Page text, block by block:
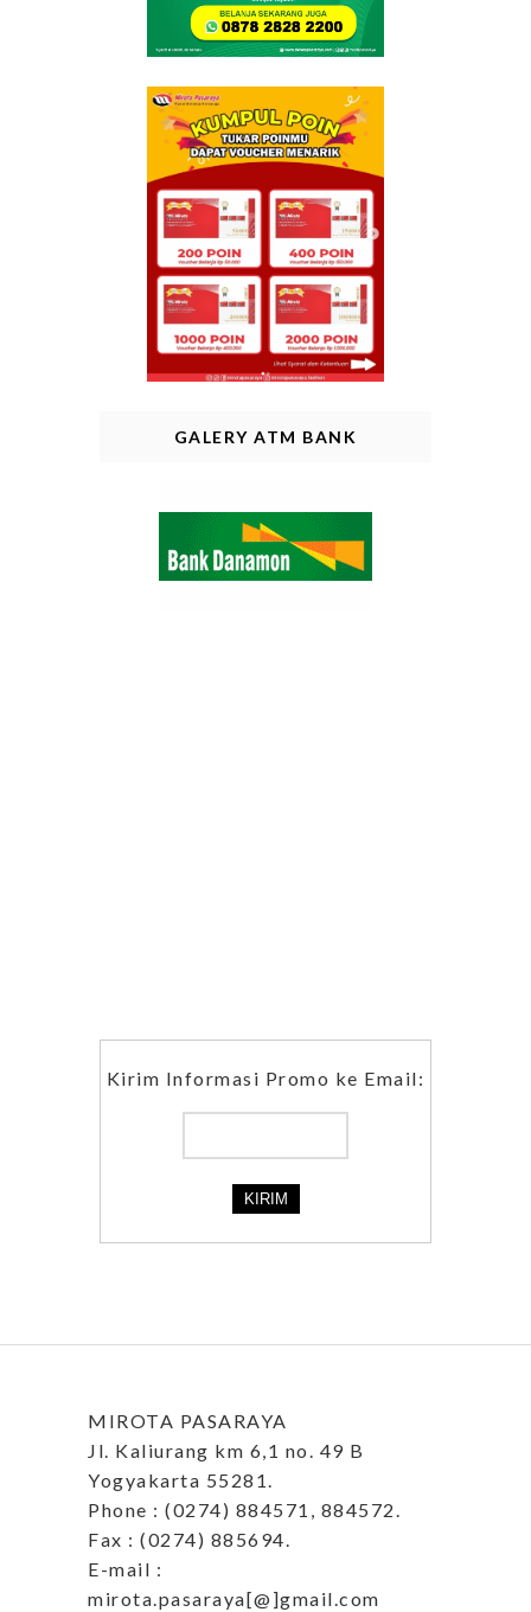
GALERY ATM BANK
Kirim Informasi Promo ke Email:
MIROTA PASARAYA
Jl. Kaliurang km 6,1 no. 49 B
Yogyakarta 55281.
Phone : (0274) 884571, 884572.
Fax : (0274) 885694.
E-mail :
mirota.pasaraya[@]gmail.com